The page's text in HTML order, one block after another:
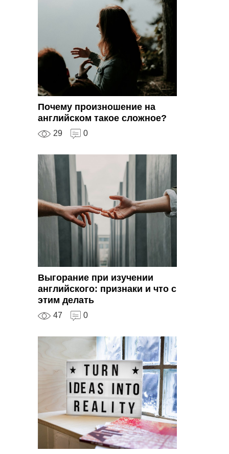
Почему произношение на
английском такое сложное?
29 0
Выгорание при изучении
английского: признаки и что с
этим делать
47 0